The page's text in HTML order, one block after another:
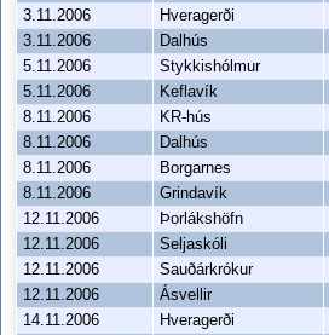
3.11.2006
Hveragerði
3.11.2006
Dalhús
5.11.2006
Stykkishólmur
5.11.2006
Keflavík
8.11.2006
KR-hús
8.11.2006
Dalhús
8.11.2006
Borgarnes
8.11.2006
Grindavík
12.11.2006
Þorlákshöfn
12.11.2006
Seljaskóli
12.11.2006
Sauðárkrókur
12.11.2006
Ásvellir
14.11.2006
Hveragerði